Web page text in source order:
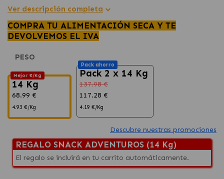
Especialmente formulado para aquellos perros con una
condición física atlética y una vida activa.
Altamente digestible gracias a los ingredientes de la
receta, entre los que destacan el pollo y el arroz, que lo
Ver descripción completa
COMPRA TU ALIMENTACIÓN SECA Y TE
DEVOLVEMOS EL IVA
PESO
Mejor €/Kg
14 Kg
68.99 €
4.93 €/Kg
Pack ahorro
Pack 2 x 14 Kg
137.98 €
117.28 €
4.19 €/Kg
Descubre nuestras promociones
REGALO SNACK ADVENTUROS (14 Kg)
El regalo se incluirá en tu carrito automáticamente.